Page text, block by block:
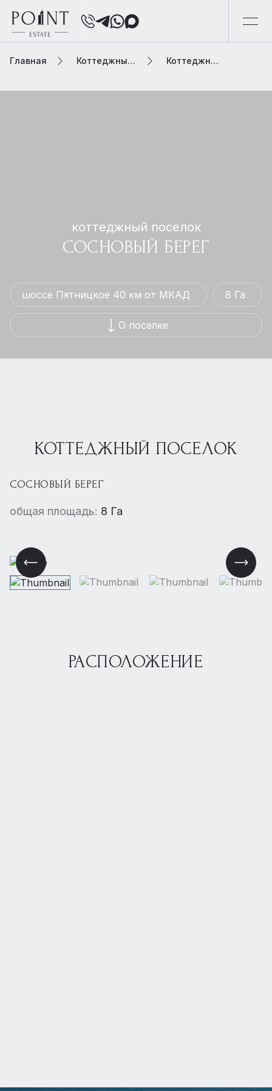
Главная Коттеджный поселок Коттеджный поселок сосновый берег
коттеджный поселок
СОСНОВЫЙ БЕРЕГ
шоссе Пятницкое 40 км от МКАД 8 Га
О поселке
КОТТЕДЖНЫЙ ПОСЕЛОК
СОСНОВЫЙ БЕРЕГ
общая площадь: 8 Га
РАСПОЛОЖЕНИЕ